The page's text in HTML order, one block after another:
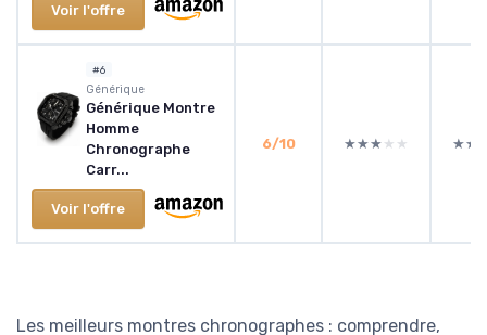
Voir l'offre
#6
Générique
Générique Montre
Homme
Chronographe
Carr...
Voir l'offre
6/10 ★★★★★
★★★★★
Les meilleurs montres chronographes : comprendre,